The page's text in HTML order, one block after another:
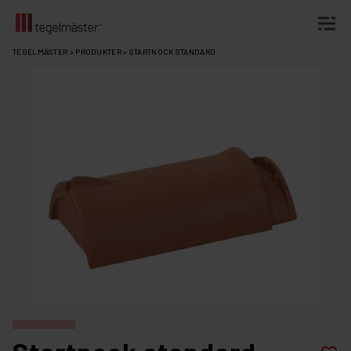
Fortsätt
TEGELMÄSTER > PRODUKTER> STARTNOCK STANDARD